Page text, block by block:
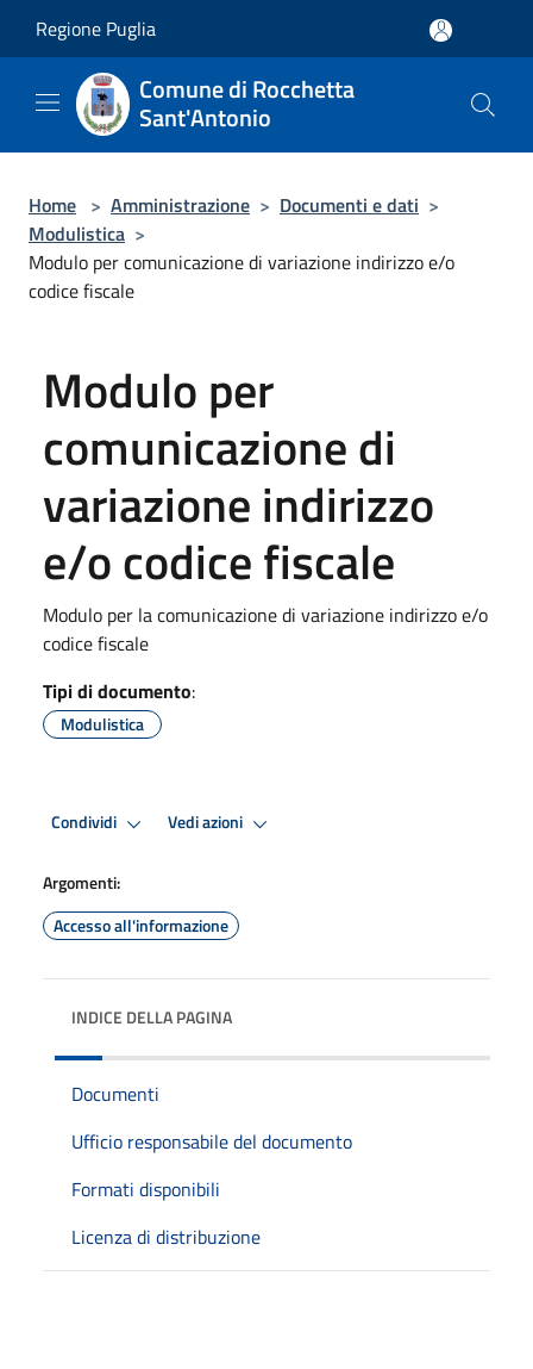
Regione Puglia
Comune di Rocchetta
Sant'Antonio
Home > Amministrazione > Documenti e dati >
Modulistica >
Modulo per comunicazione di variazione indirizzo e/o
codice fiscale
Modulo per
comunicazione di
variazione indirizzo
e/o codice fiscale
Modulo per la comunicazione di variazione indirizzo e/o
codice fiscale
Tipi di documento:
Modulistica
Condividi Vedi azioni
Argomenti:
Accesso all'informazione
INDICE DELLA PAGINA
Documenti
Ufficio responsabile del documento
Formati disponibili
Licenza di distribuzione